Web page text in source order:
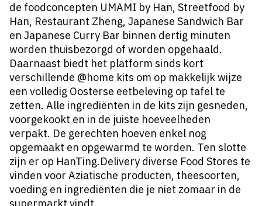
de foodconcepten UMAMI by Han, Streetfood by
Han, Restaurant Zheng, Japanese Sandwich Bar
en Japanese Curry Bar binnen dertig minuten
worden thuisbezorgd of worden opgehaald.
Daarnaast biedt het platform sinds kort
verschillende @home kits om op makkelijk wijze
een volledig Oosterse eetbeleving op tafel te
zetten. Alle ingrediënten in de kits zijn gesneden,
voorgekookt en in de juiste hoeveelheden
verpakt. De gerechten hoeven enkel nog
opgemaakt en opgewarmd te worden. Ten slotte
zijn er op HanTing.Delivery diverse Food Stores te
vinden voor Aziatische producten, theesoorten,
voeding en ingrediënten die je niet zomaar in de